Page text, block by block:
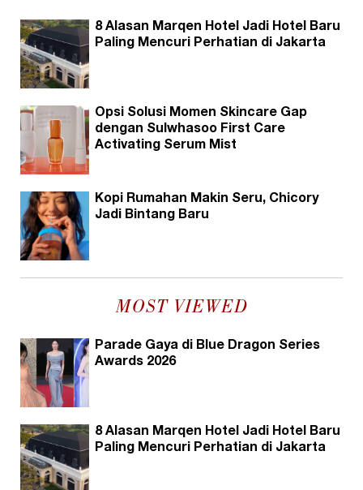
8 Alasan Marqen Hotel Jadi Hotel Baru
Paling Mencuri Perhatian di Jakarta
Opsi Solusi Momen Skincare Gap
dengan Sulwhasoo First Care
Activating Serum Mist
Kopi Rumahan Makin Seru, Chicory
Jadi Bintang Baru
MOST VIEWED
Parade Gaya di Blue Dragon Series
Awards 2026
8 Alasan Marqen Hotel Jadi Hotel Baru
Paling Mencuri Perhatian di Jakarta